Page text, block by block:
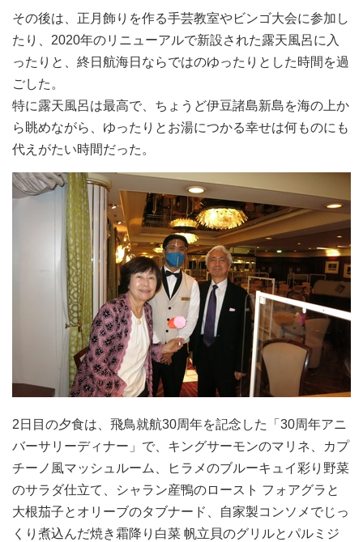
その後は、正月飾りを作る手芸教室やビンゴ大会に参加し
たり、2020年のリニューアルで新設された露天風呂に入
ったりと、終日航海日ならではのゆったりとした時間を過
ごした。
特に露天風呂は最高で、ちょうど伊豆諸島新島を海の上か
ら眺めながら、ゆったりとお湯につかる幸せは何ものにも
代えがたい時間だった。
2日目の夕食は、飛鳥就航30周年を記念した「30周年アニ
バーサリーディナー」で、キングサーモンのマリネ、カプ
チーノ風マッシュルーム、ヒラメのブルーキュイ彩り野菜
のサラダ仕立て、シャラン産鴨のロースト フォアグラと
大根茄子とオリーブのタブナード、自家製コンソメでじっ
くり煮込んだ焼き霜降り白菜 帆立貝のグリルとパルミジ